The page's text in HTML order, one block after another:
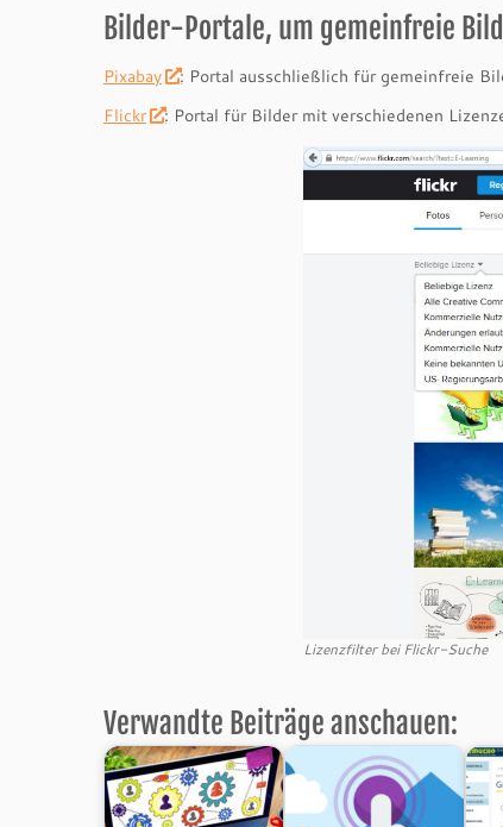
Bilder-Portale, um gemeinfreie
Pixabay
: Portal ausschließlich für gemeinfreie
Flickr
: Portal für Bilder mit verschiedenen
Lizenzfilter bei Flickr-Suche
Verwandte Beiträge anschauen: